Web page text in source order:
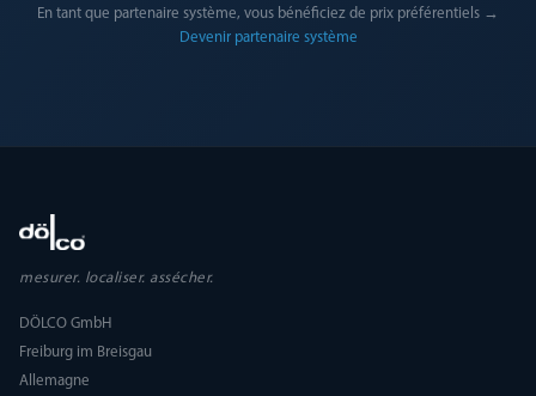
En tant que partenaire système, vous bénéficiez de prix préférentiels →
Devenir partenaire système
mesurer. localiser. assécher.
DÖLCO GmbH
Freiburg im Breisgau
Allemagne